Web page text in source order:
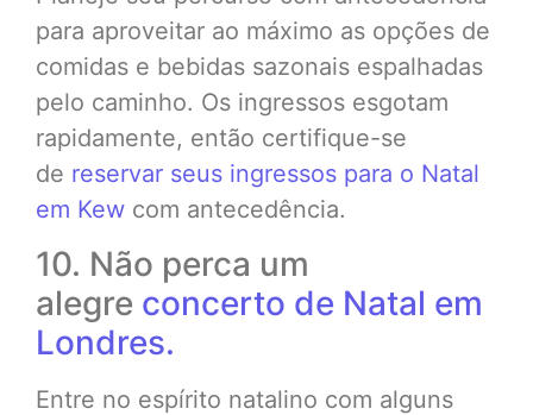
para aproveitar ao máximo as opções de
comidas e bebidas sazonais espalhadas
pelo caminho. Os ingressos esgotam
rapidamente, então certifique-se
de reservar seus ingressos para o Natal
em Kew com antecedência.
10. Não perca um
alegre concerto de Natal em
Londres.
Entre no espírito natalino com alguns